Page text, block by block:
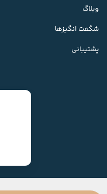
وبلاگ
شگفت انگیزها
پشتیبانی